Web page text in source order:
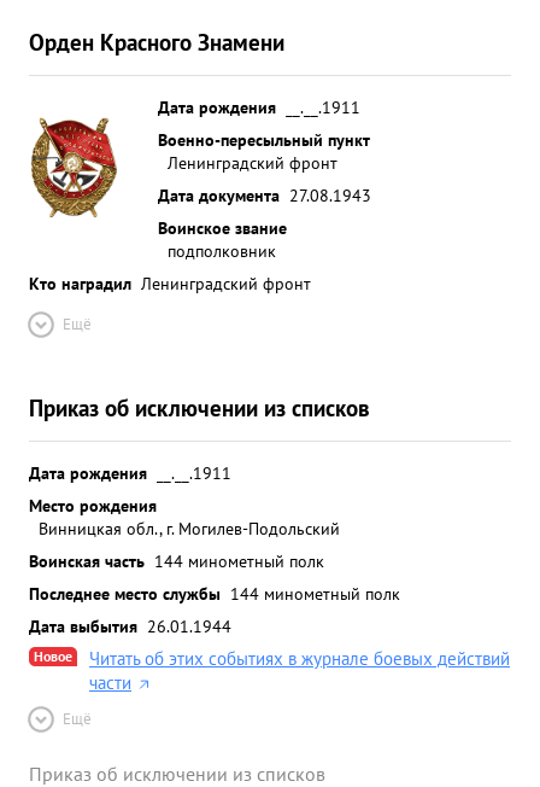
Орден Красного Знамени
Дата рождения
__.__.1911
Военно-пересыльный пункт
Ленинградский фронт
Дата документа 27.08.1943
Воинское звание
подполковник
Кто наградил Ленинградский фронт
Ещё
Приказ об исключении из списков
Дата рождения
__.__.1911
Место рождения
Винницкая обл., г. Могилев-Подольский
Воинская часть 144 минометный полк
Последнее место службы 144 минометный полк
Дата выбытия 26.01.1944
Новое
Читать об этих событиях в журнале боевых действий
части
Ещё
Приказ об исключении из списков